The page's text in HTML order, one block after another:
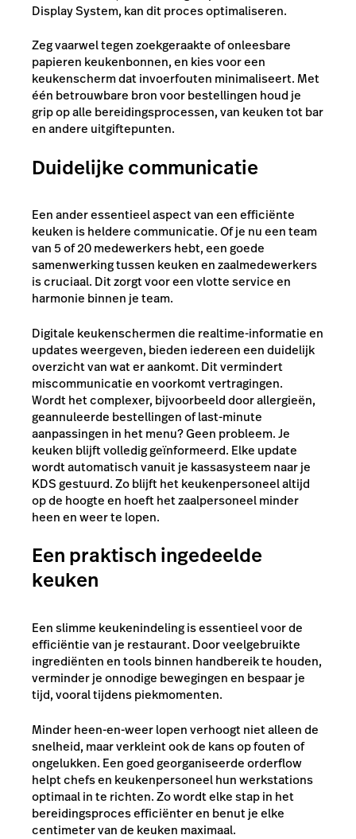
Display System, kan dit proces optimaliseren.
Zeg vaarwel tegen zoekgeraakte of onleesbare
papieren keukenbonnen, en kies voor een
keukenscherm dat invoerfouten minimaliseert. Met
één betrouwbare bron voor bestellingen houd je
grip op alle bereidingsprocessen, van keuken tot bar
en andere uitgiftepunten.
Duidelijke communicatie
Een ander essentieel aspect van een efficiënte
keuken is heldere communicatie. Of je nu een team
van 5 of 20 medewerkers hebt, een goede
samenwerking tussen keuken en zaalmedewerkers
is cruciaal. Dit zorgt voor een vlotte service en
harmonie binnen je team.
Digitale keukenschermen die realtime-informatie en
updates weergeven, bieden iedereen een duidelijk
overzicht van wat er aankomt. Dit vermindert
miscommunicatie en voorkomt vertragingen.
Wordthet complexer, bijvoorbeeld door allergieën,
geannuleerde bestellingen of last-minute
aanpassingen in het menu? Geen probleem. Je
keuken blijft volledig geïnformeerd. Elke update
wordt automatisch vanuit je kassasysteem naar je
KDS gestuurd. Zo blijft het keukenpersoneel altijd
op de hoogte en hoeft het zaalpersoneel minder
heen en weer te lopen.
Een praktisch ingedeelde
keuken
Eenslimme keukenindelingis essentieel voor de
efficiëntie van je restaurant. Door veelgebruikte
ingrediënten en tools binnen handbereik te houden,
verminder je onnodige bewegingen en bespaar je
tijd, vooral tijdens piekmomenten.
Minder heen-en-weer lopen verhoogt niet alleen de
snelheid, maar verkleint ook de kans op fouten of
ongelukken. Een goed georganiseerde orderflow
helpt chefs en keukenpersoneel hun werkstations
optimaal in te richten. Zo wordt elke stap in het
bereidingsproces efficiënter en benut je elke
centimeter van de keuken maximaal.